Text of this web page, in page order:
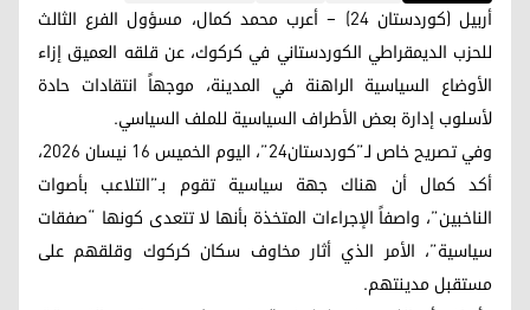
أربيل (كوردستان 24) – أعرب محمد كمال، مسؤول الفرع الثالث
للحزب الديمقراطي الكوردستاني في كركوك، عن قلقه العميق إزاء
الأوضاع السياسية الراهنة في المدينة، موجهاً انتقادات حادة
لأسلوب إدارة بعض الأطراف السياسية للملف السياسي.
وفي تصريح خاص لـ”كوردستان24”، اليوم الخميس 16 نيسان 2026،
أكد كمال أن هناك جهة سياسية تقوم بـ”التلاعب بأصوات
الناخبين”، واصفاً الإجراءات المتخذة بأنها لا تتعدى كونها “صفقات
سياسية”، الأمر الذي أثار مخاوف سكان كركوك وقلقهم على
مستقبل مدينتهم.